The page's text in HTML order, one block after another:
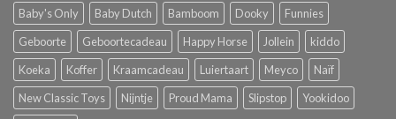
Baby's Only Baby Dutch Bamboom Dooky
Funnies
Geboorte
Geboortecadeau Happy Horse Jollein
kiddo
Koeka
Koffer Kraamcadeau Luiertaart Meyco
Naïf
New Classic Toys
Nijntje Proud Mama Slipstop
Yookidoo